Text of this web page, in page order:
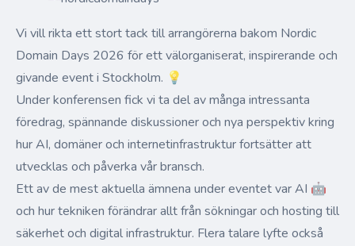
Vi vill rikta ett stort tack till arrangörerna bakom Nordic
Domain Days 2026 för ett välorganiserat, inspirerande och
givande event i Stockholm. 💡
Under konferensen fick vi ta del av många intressanta
föredrag, spännande diskussioner och nya perspektiv kring
hur AI, domäner och internetinfrastruktur fortsätter att
utvecklas och påverka vår bransch.
Ett av de mest aktuella ämnena under eventet var AI 🤖
och hur tekniken förändrar allt från sökningar och hosting till
säkerhet och digital infrastruktur. Flera talare lyfte också